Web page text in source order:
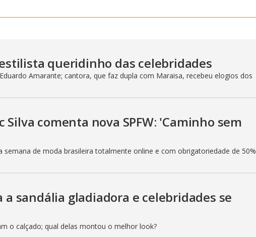
V
i
d
e
o
queridinho das celebridades
Amarante; cantora, que faz dupla com Maraisa, recebeu elogios dos
Silva comenta nova SPFW: 'Caminho sem
semana de moda brasileira totalmente online e com obrigatoriedade de 50%
a sandália gladiadora e celebridades se
o calçado; qual delas montou o melhor look?